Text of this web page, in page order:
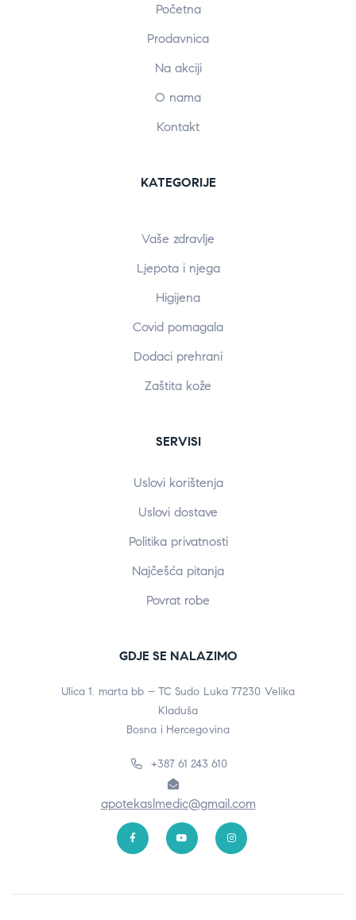
Početna
Prodavnica
Na akciji
O nama
Kontakt
KATEGORIJE
Vaše zdravlje
Ljepota i njega
Higijena
Covid pomagala
Dodaci prehrani
Zaštita kože
SERVISI
Uslovi korištenja
Uslovi dostave
Politika privatnosti
Najčešća pitanja
Povrat robe
GDJE SE NALAZIMO
Ulica 1. marta bb – TC Sudo Luka 77230 Velika
Kladuša
Bosna i Hercegovina
+387 61 243 610
apotekaslmedic@gmail.com